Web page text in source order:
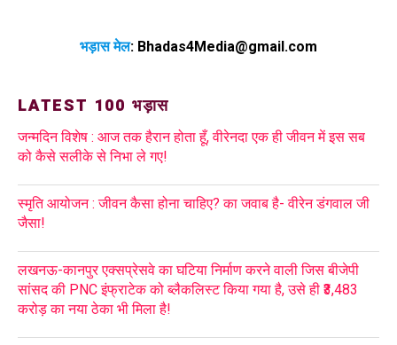
भड़ास मेल: Bhadas4Media@gmail.com
LATEST 100 भड़ास
जन्मदिन विशेष : आज तक हैरान होता हूँ, वीरेनदा एक ही जीवन में इस सब
को कैसे सलीके से निभा ले गए!
स्मृति आयोजन : जीवन कैसा होना चाहिए? का जवाब है- वीरेन डंगवाल जी
जैसा!
लखनऊ-कानपुर एक्सप्रेसवे का घटिया निर्माण करने वाली जिस बीजेपी
सांसद की PNC इंफ्राटेक को ब्लैकलिस्ट किया गया है, उसे ही ₹3,483
करोड़ का नया ठेका भी मिला है!